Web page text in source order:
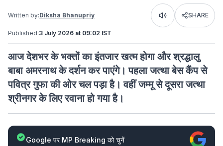
Written by:Diksha Bhanupriy Listen SHARE
Published:3 July 2026 at 09:02 IST
आज देशभर के भक्तों का इंतजार खत्म होगा और श्रद्धालु
बाबा अमरनाथ के दर्शन कर पाएंगे। पहला जत्था बेस कैंप से
पवित्र गुफा की ओर चल पड़ा है। वहीं जम्मू से दूसरा जत्था
श्रीनगर के लिए रवाना हो गया है।
Google पर MP Breaking को चुनें